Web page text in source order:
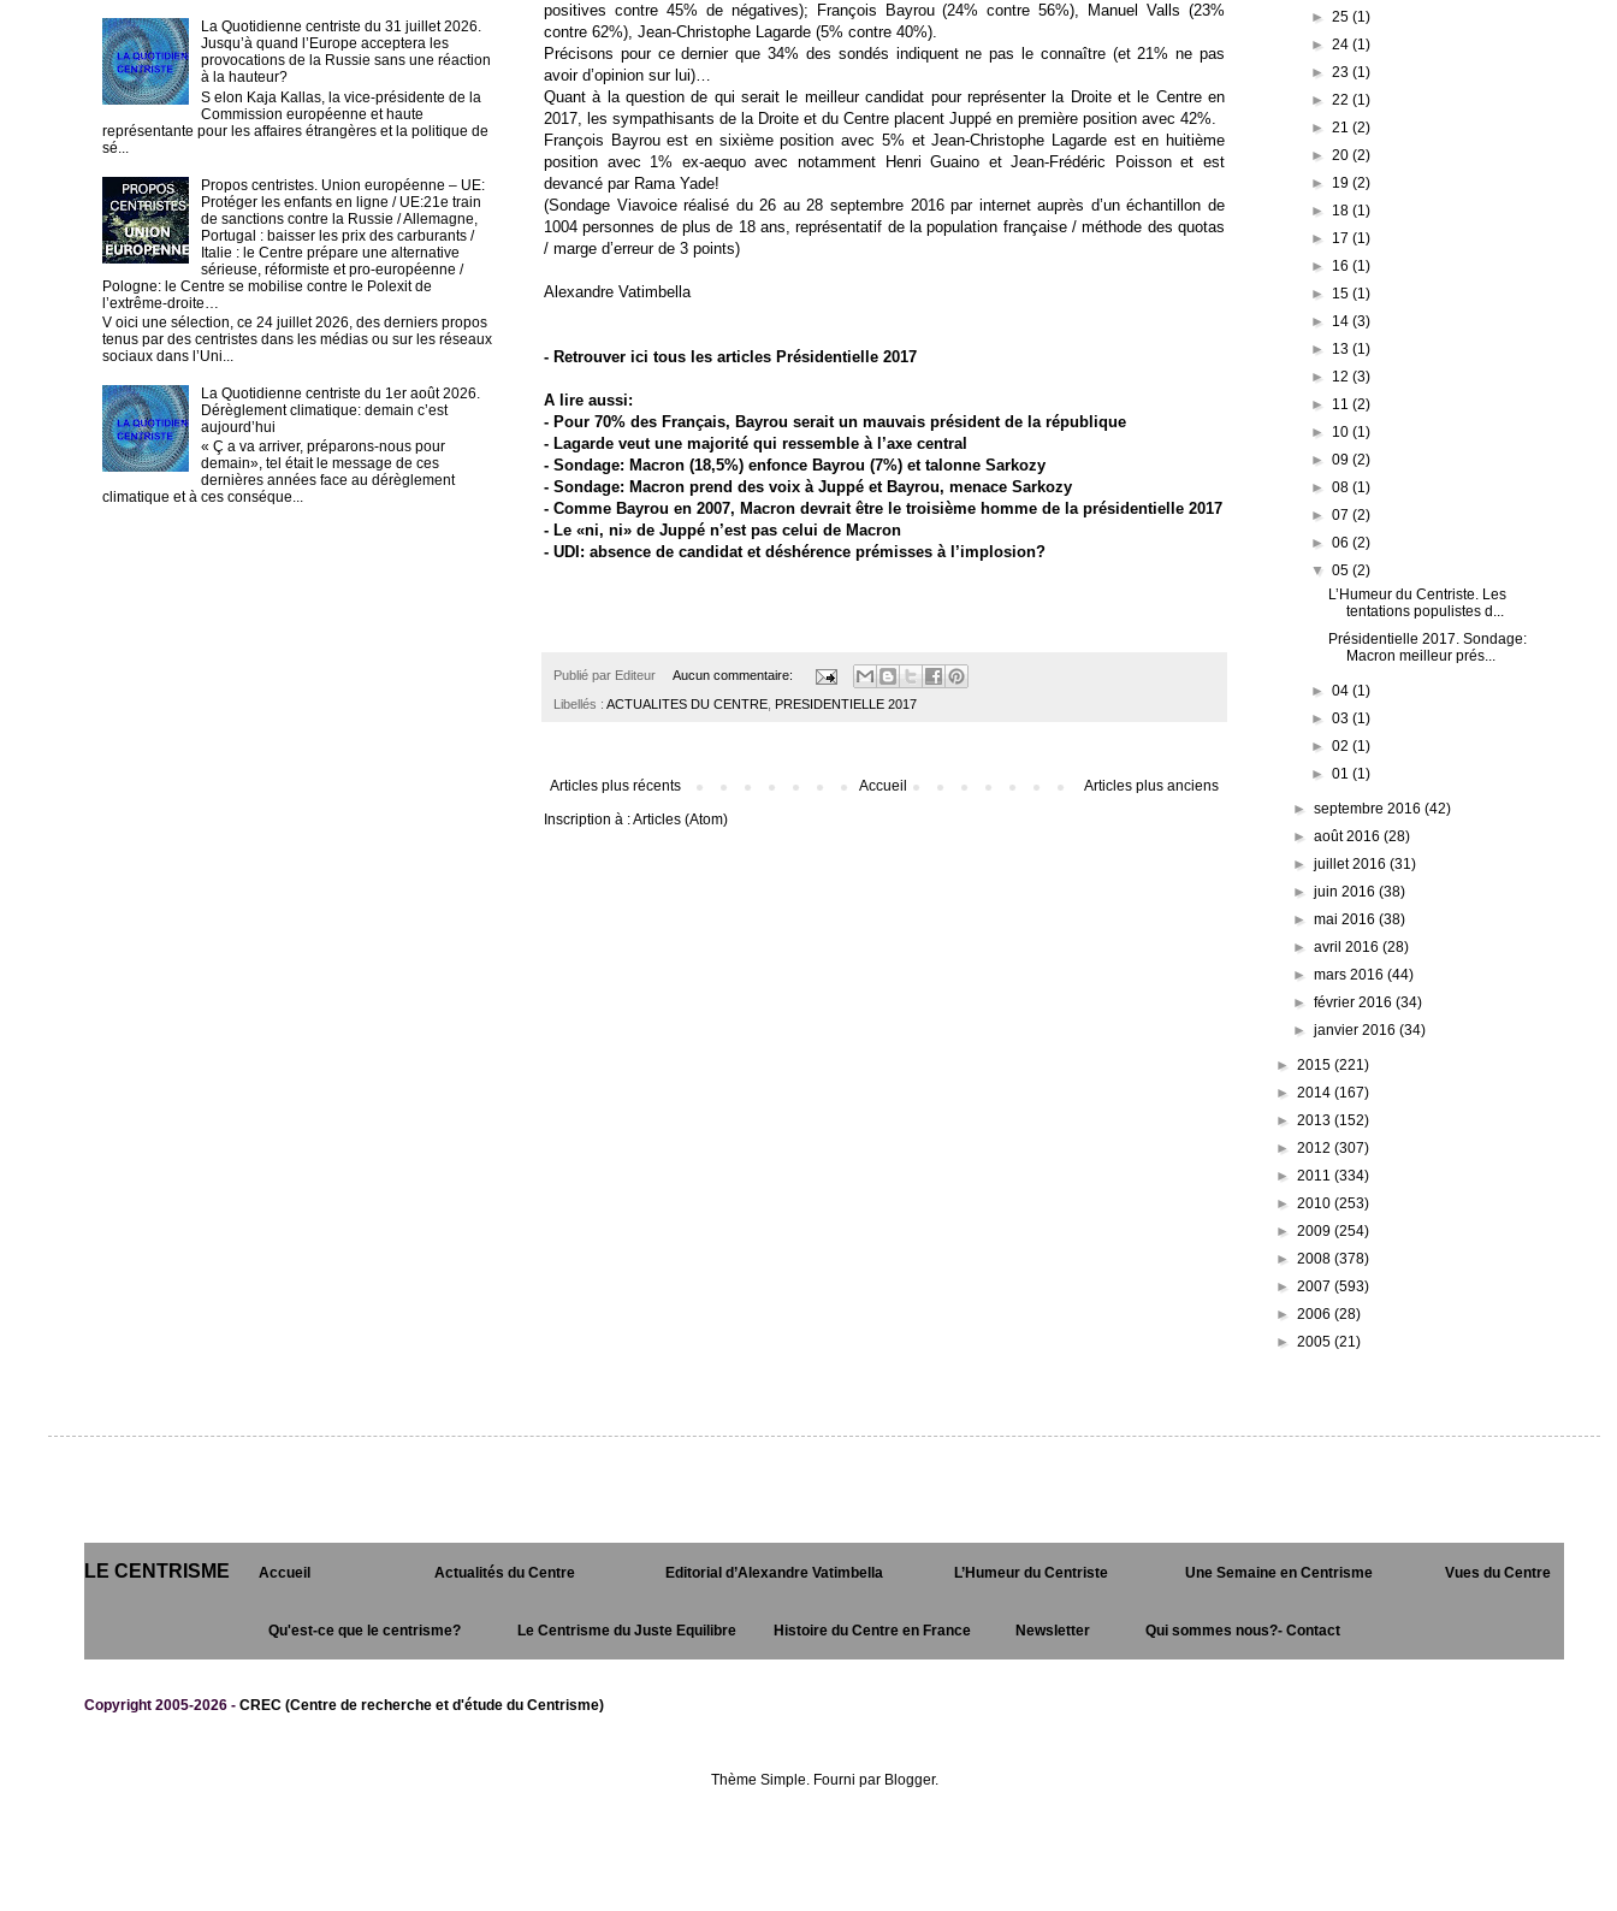
positives contre 45% de négatives); François Bayrou (24% contre 56%), Manuel Valls (23%
contre 62%), Jean-Christophe Lagarde (5% contre 40%).
Précisons pour ce dernier que 34% des sondés indiquent ne pas le connaître (et 21% ne pas
avoir d’opinion sur lui)…
Quant à la question de qui serait le meilleur candidat pour représenter la Droite et le Centre en
2017, les sympathisants de la Droite et du Centre placent Juppé en première position avec 42%.
François Bayrou est en sixième position avec 5% et Jean-Christophe Lagarde est en huitième
position avec 1% ex-aequo avec notamment Henri Guaino et Jean-Frédéric Poisson et est
devancé par Rama Yade!
(Sondage Viavoice réalisé du 26 au 28 septembre 2016 par internet auprès d’un échantillon de
1004 personnes de plus de 18 ans, représentatif de la population française / méthode des quotas
/ marge d’erreur de 3 points)
Alexandre Vatimbella
- Retrouver ici tous les articles Présidentielle 2017
A lire aussi:
- Pour 70% des Français, Bayrou serait un mauvais président de la république
- Lagarde veut une majorité qui ressemble à l’axe central
- Sondage: Macron (18,5%) enfonce Bayrou (7%) et talonne Sarkozy
- Sondage: Macron prend des voix à Juppé et Bayrou, menace Sarkozy
- Comme Bayrou en 2007, Macron devrait être le troisième homme de la présidentielle 2017
- Le «ni, ni» de Juppé n’est pas celui de Macron
- UDI: absence de candidat et déshérence prémisses à l’implosion?
Publié par Editeur Aucun commentaire:
Libellés : ACTUALITES DU CENTRE, PRESIDENTIELLE 2017
Articles plus récents Articles plus anciens
Accueil
Inscription à :Articles (Atom)
La Quotidienne centriste du 31 juillet 2026.
Jusqu’à quand l’Europe acceptera les
provocations de la Russie sans une réaction
à la hauteur?
S elon Kaja Kallas, la vice-présidente de la
Commission européenne et haute
représentante pour les affaires étrangères et la politique de
sé...
Propos centristes. Union européenne – UE:
Protéger les enfants en ligne / UE:21e train
de sanctions contre la Russie / Allemagne,
Portugal : baisser les prix des carburants /
Italie : le Centre prépare une alternative
sérieuse, réformiste et pro-européenne /
Pologne: le Centre se mobilise contre le Polexit de
l’extrême-droite…
V oici une sélection, ce 24 juillet 2026, des derniers propos
tenus par des centristes dans les médias ou sur les réseaux
sociaux dans l’Uni...
La Quotidienne centriste du 1er août 2026.
Dérèglement climatique: demain c’est
aujourd’hui
« Ç a va arriver, préparons-nous pour
demain», tel était le message de ces
dernières années face au dérèglement
climatique et à ces conséque...
► 25 (1)
► 24 (1)
► 23 (1)
► 22 (1)
► 21 (2)
► 20 (2)
► 19 (2)
► 18 (1)
► 17 (1)
► 16 (1)
► 15 (1)
► 14 (3)
► 13 (1)
► 12 (3)
► 11 (2)
► 10 (1)
► 09 (2)
► 08 (1)
► 07 (2)
► 06 (2)
▼ 05 (2)
L’Humeur du Centriste. Les
tentations populistes d...
Présidentielle 2017. Sondage:
Macron meilleur prés...
► 04 (1)
► 03 (1)
► 02 (1)
► 01 (1)
►septembre 2016(42)
►août 2016(28)
►juillet 2016(31)
►juin 2016(38)
►mai 2016(38)
►avril 2016(28)
►mars 2016(44)
►février 2016(34)
►janvier 2016(34)
► 2015 (221)
► 2014 (167)
► 2013 (152)
► 2012 (307)
► 2011 (334)
► 2010 (253)
► 2009 (254)
► 2008 (378)
► 2007 (593)
► 2006 (28)
► 2005 (21)
LE CENTRISME Accueil Actualités du Centre Editorial d’Alexandre Vatimbella L’Humeur du Centriste Une Semaine en Centrisme Vues du Centre
Qu'est-ce que le centrisme? Le Centrisme du Juste Equilibre Histoire du Centre en France Newsletter Qui sommes nous?- Contact
Copyright 2005-2026 - CREC (Centre de recherche et d'étude du Centrisme)
Thème Simple. Fourni par Blogger.